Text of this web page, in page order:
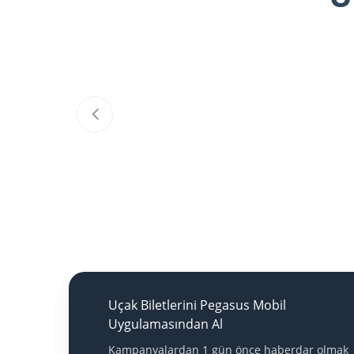
Uçak Biletlerini Pegasus Mobil
Uygulamasından Al
Kampanyalardan 1 gün önce haberdar olmak